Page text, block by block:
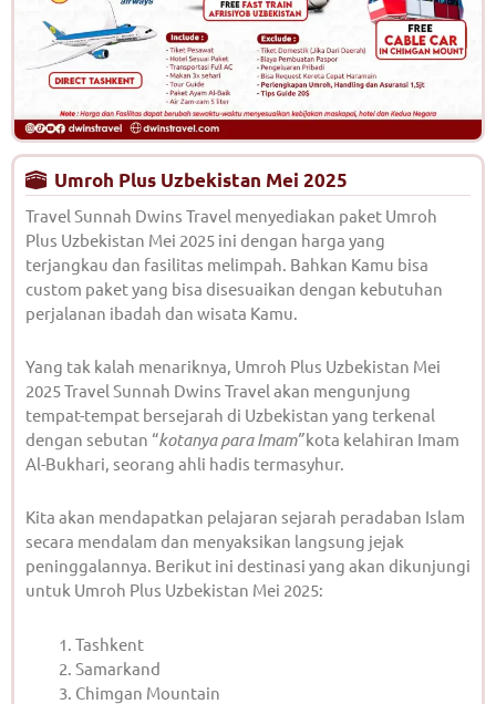
Umroh Plus Uzbekistan Mei 2025
Travel Sunnah Dwins Travel menyediakan paket Umroh
Plus Uzbekistan Mei 2025 ini dengan harga yang
terjangkau dan fasilitas melimpah. Bahkan Kamu bisa
custom paket yang bisa disesuaikan dengan kebutuhan
perjalanan ibadah dan wisata Kamu.
Yang tak kalah menariknya, Umroh Plus Uzbekistan Mei
2025 Travel Sunnah Dwins Travel akan mengunjung
tempat-tempat bersejarah di Uzbekistan yang terkenal
dengan sebutan “kotanya para Imam”kota kelahiran Imam
Al-Bukhari, seorang ahli hadis termasyhur.
Kita akan mendapatkan pelajaran sejarah peradaban Islam
secara mendalam dan menyaksikan langsung jejak
peninggalannya. Berikut ini destinasi yang akan dikunjungi
untuk Umroh Plus Uzbekistan Mei 2025:
Tashkent
Samarkand
Chimgan Mountain